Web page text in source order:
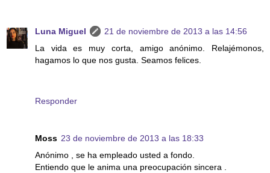
Luna Miguel
21 de noviembre de 2013 a las 14:56
La vida es muy corta, amigo anónimo. Relajémonos,
hagamos lo que nos gusta. Seamos felices.
Responder
Moss 23 de noviembre de 2013 a las 18:33
Anónimo , se ha empleado usted a fondo.
Entiendo que le anima una preocupación sincera .